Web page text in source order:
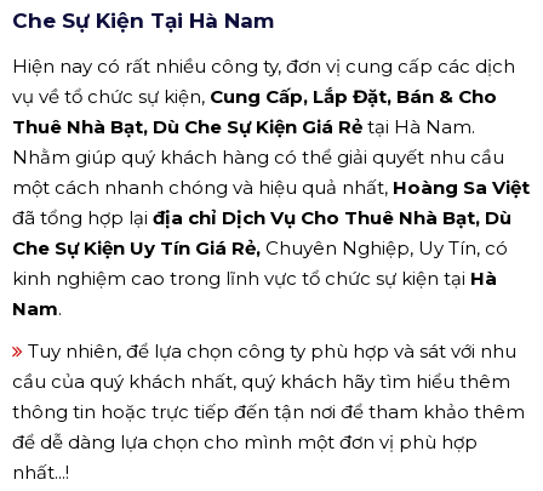
Che Sự Kiện Tại Hà Nam
Hiện nay có rất nhiều công ty, đơn vị cung cấp các dịch
vụ về tổ chức sự kiện, Cung Cấp, Lắp Đặt, Bán & Cho
Thuê Nhà Bạt, Dù Che Sự Kiện Giá Rẻ tại Hà Nam.
Nhằm giúp quý khách hàng có thể giải quyết nhu cầu
một cách nhanh chóng và hiệu quả nhất, Hoàng Sa Việt
đã tổng hợp lại địa chỉ Dịch Vụ Cho Thuê Nhà Bạt, Dù
Che Sự Kiện Uy Tín Giá Rẻ, Chuyên Nghiệp, Uy Tín, có
kinh nghiệm cao trong lĩnh vực tổ chức sự kiện tại Hà
Nam.
Tuy nhiên, để lựa chọn công ty phù hợp và sát với nhu
cầu của quý khách nhất, quý khách hãy tìm hiểu thêm
thông tin hoặc trực tiếp đến tận nơi để tham khảo thêm
để dễ dàng lựa chọn cho mình một đơn vị phù hợp
nhất...!